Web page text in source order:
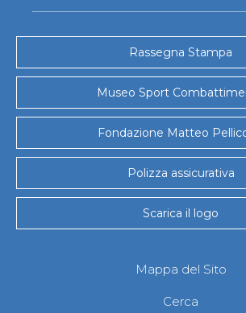
Rassegna Stampa
Museo Sport
Fondazione Matteo
Polizza assicurativa
Scarica il logo
Mappa del Sito
Cerca